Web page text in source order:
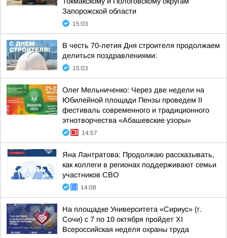
Запорожской области
15:03
В честь 70-летия Дня строителя продолжаем
делиться поздравлениями:
15:03
Олег Мельниченко: Через две недели на
Юбилейной площади Пензы проведем II
фестиваль современного и традиционного
этнотворчества «Абашевские узоры»
14:57
Яна Лантратова: Продолжаю рассказывать,
как коллеги в регионах поддерживают семьи
участников СВО
14:08
На площадке Университета «Сириус» (г.
Сочи) с 7 по 10 октября пройдет XI
Всероссийская неделя охраны труда